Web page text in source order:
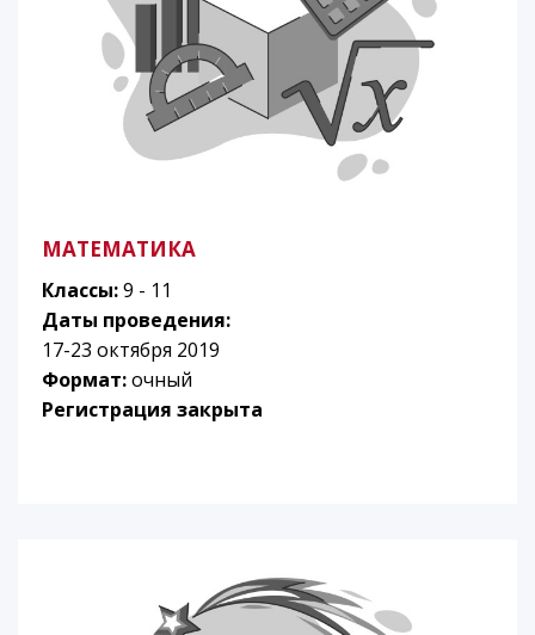
МАТЕМАТИКА
Классы:9 - 11
Даты проведения:
17-23 октября 2019
Формат:очный
Регистрация закрыта